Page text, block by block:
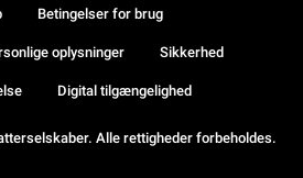
Alle rettigheder forbeholdes.
Betingelser for brug
oplysninger Sikkerhed
Digital tilgængelighed